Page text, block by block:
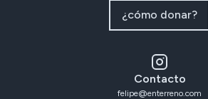
¿cómo donar?
Contacto
felipe@enterreno.com